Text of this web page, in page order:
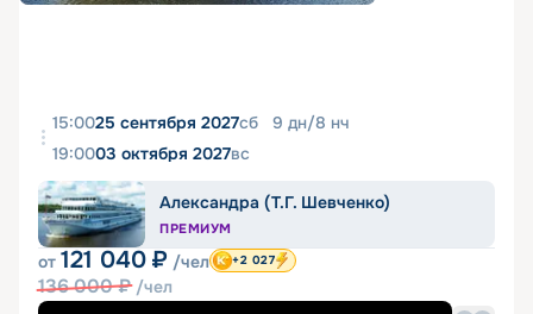
15:0025 сентября 2027сб 9 дн/8 нч
19:0003 октября 2027вс
Александра (Т.Г. Шевченко)
ПРЕМИУМ
от 121 040 ₽ /чел
136 000₽ /чел
+2 027